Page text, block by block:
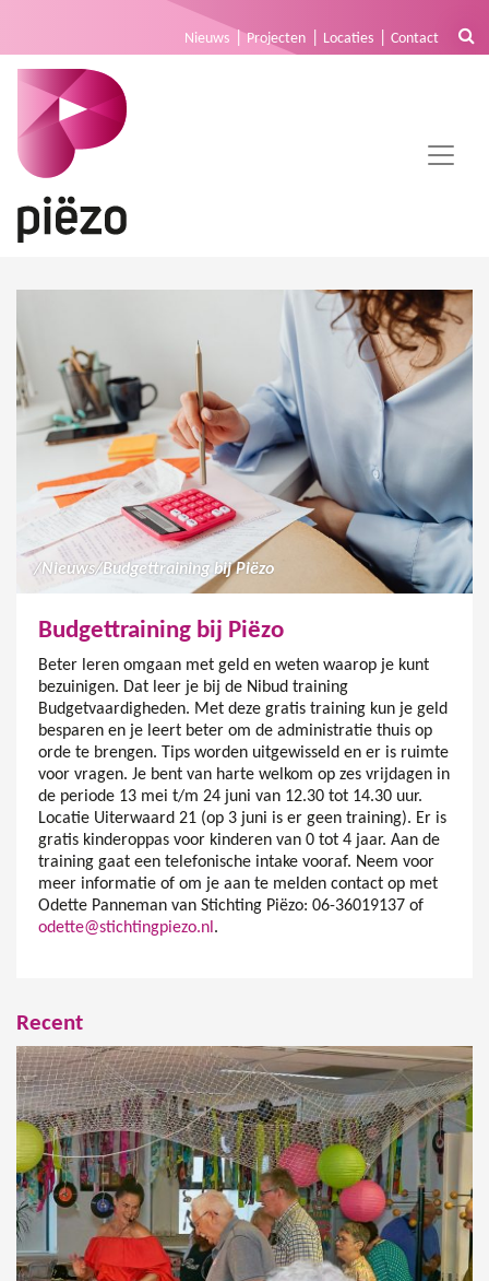
Nieuws Projecten Locaties Contact
/Nieuws/Budgettraining bij Piëzo
Budgettraining bij Piëzo
Beter leren omgaan met geld en weten waarop je kunt
bezuinigen. Dat leer je bij de Nibud training
Budgetvaardigheden. Met deze gratis training kun je geld
besparen en je leert beter om de administratie thuis op
orde te brengen. Tips worden uitgewisseld en er is ruimte
voor vragen. Je bent van harte welkom op zes vrijdagen in
de periode 13 mei t/m 24 juni van 12.30 tot 14.30 uur.
Locatie Uiterwaard 21 (op 3 juni is er geen training). Er is
gratis kinderoppas voor kinderen van 0 tot 4 jaar. Aan de
training gaat een telefonische intake vooraf. Neem voor
meer informatie of om je aan te melden contact op met
Odette Panneman van Stichting Piëzo: 06-36019137 of
odette@stichtingpiezo.nl .
Recent